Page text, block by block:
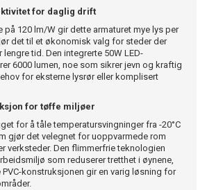
for daglig drift
på 120 lm/W gir dette armaturet mye lys per
det til et økonomisk valg for steder der
lengre tid. Den integrerte 50W LED-
6000 lumen, noe som sikrer jevn og kraftig
for eksterne lysrør eller komplisert
for tøffe miljøer
for å tåle temperatursvingninger fra -20°C
gjør det velegnet for uoppvarmede rom
verksteder. Den flimmerfrie teknologien
som reduserer tretthet i øynene,
konstruksjonen gir en varig løsning for